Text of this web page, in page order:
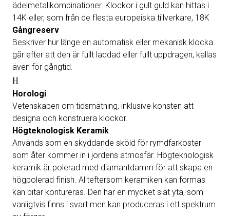
ädelmetallkombinationer. Klockor i gult guld kan hittas i
14K eller, som från de flesta europeiska tillverkare, 18K
Gångreserv
Beskriver hur länge en automatisk eller mekanisk klocka
går efter att den är fullt laddad eller fullt uppdragen, kallas
även för gångtid.
H
Horologi
Vetenskapen om tidsmätning, inklusive konsten att
designa och konstruera klockor.
Högteknologisk Keramik
Används som en skyddande sköld för rymdfarkoster
som åter kommer in i jordens atmosfär. Högteknologisk
keramik är polerad med diamantdamm för att skapa en
högpolerad finish. Allteftersom keramiken kan formas
kan bitar kontureras. Den har en mycket slät yta, som
vanligtvis finns i svart men kan produceras i ett spektrum